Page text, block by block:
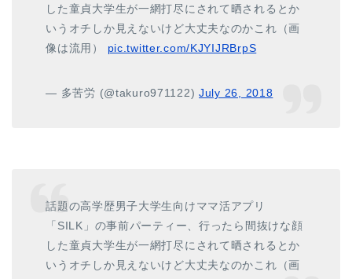
した童貞大学生が一網打尽にされて晒されるとか
いうオチしか見えないけど大丈夫なのかこれ（画
像は流用） pic.twitter.com/KJYIJRBrpS
— 多苦労 (@takuro971122)July 26, 2018
話題の高学歴男子大学生向けママ活アプリ
「SILK」の事前パーティー、行ったら間抜けな顔
した童貞大学生が一網打尽にされて晒されるとか
いうオチしか見えないけど大丈夫なのかこれ（画